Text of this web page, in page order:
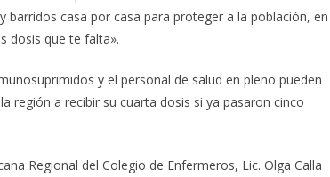
casa por casa para proteger a la población, en
dosis que te falta».
y el personal de salud en pleno pueden
región a recibir su cuarta dosis si ya pasaron cinco
Regional del Colegio de Enfermeros, Lic. Olga Calla